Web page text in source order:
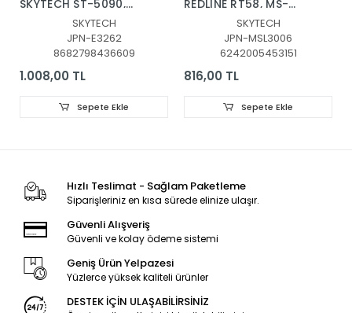
SKYTECH ST-5090,
JL.D50091330-315CS-
M_V03, MS-L4703,
JL.D50091330-315CS-
M_V02
SKYTECH
JPN-E3262
8682798436609
1.008,00 TL
Sepete Ekle
REDLINE RT58, MS-
L3006 V2, Blaupunkt,
BL58245G, PROFİLO,
58PA525EG, LED BAR,
MS-L3006 V2 ,
JL.D58051330-
L3006 V2
CX580DLEDM
SKYTECH
JPN-MSL3006
6242005453151
816,00 TL
Sepete Ekle
Hızlı Teslimat - Sağlam Paketleme
Siparişleriniz en kısa sürede elinize ulaşır.
Güvenli Alışveriş
Güvenli ve kolay ödeme sistemi
Geniş Ürün Yelpazesi
Yüzlerce yüksek kaliteli ürünler
DESTEK İÇİN ULAŞABİLİRSİNİZ